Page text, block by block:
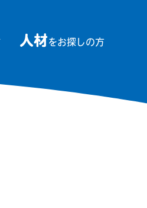
人材をお探しの方